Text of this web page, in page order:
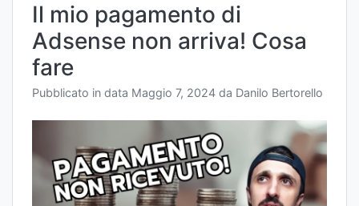
Il mio pagamento di
Adsense non arriva! Cosa
fare
Pubblicato in data Maggio 7, 2024 da Danilo Bertorello